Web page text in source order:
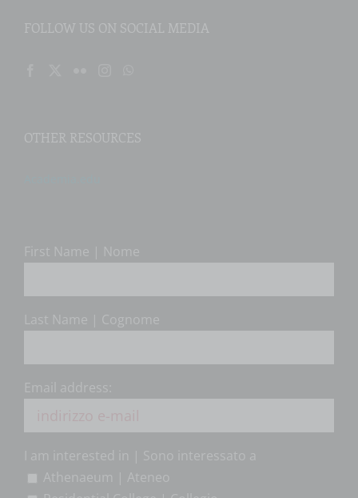
FOLLOW US ON SOCIAL MEDIA
OTHER RESOURCES
First Name | Nome
Last Name | Cognome
Email address:
I am interested in | Sono interessato a
Athenaeum | Ateneo